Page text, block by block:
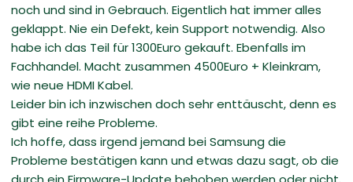
noch und sind in Gebrauch. Eigentlich hat immer alles
geklappt. Nie ein Defekt, kein Support notwendig. Also
habe ich das Teil für 1300Euro gekauft. Ebenfalls im
Fachhandel. Macht zusammen 4500Euro + Kleinkram,
wie neue HDMI Kabel.
Leider bin ich inzwischen doch sehr enttäuscht, denn es
gibt eine reihe Probleme.
Ich hoffe, dass irgend jemand bei Samsung die
Probleme bestätigen kann und etwas dazu sagt, ob die